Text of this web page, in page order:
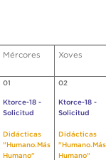
Mércores Xoves
01
Ktorce-18 -
Solicitud
Didácticas
"Humano.Más
Humano"
02
Ktorce-18 -
Solicitud
Didácticas
"Humano.Más
Humano"